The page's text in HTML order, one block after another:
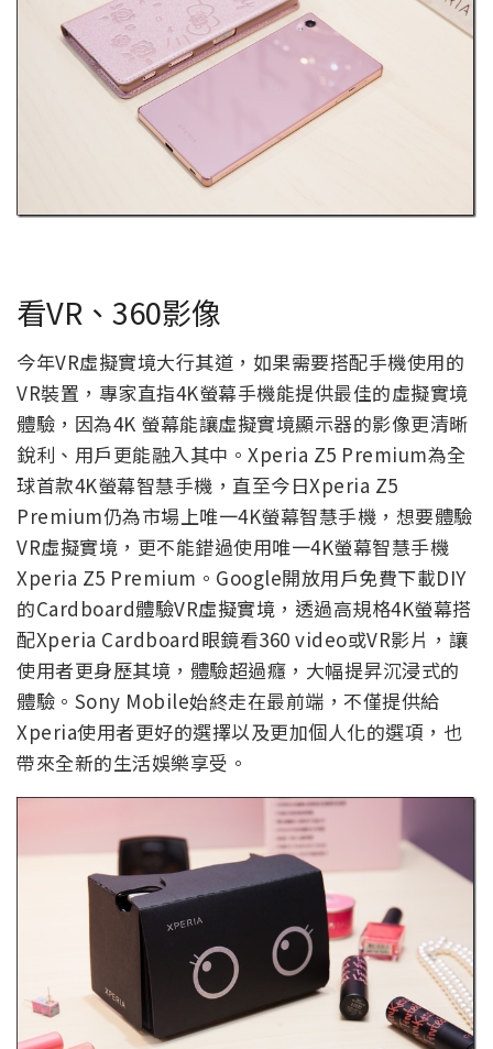
看VR、360影像
今年VR虛擬實境大行其道，如果需要搭配手機使用的
VR裝置，專家直指4K螢幕手機能提供最佳的虛擬實境
體驗，因為4K 螢幕能讓虛擬實境顯示器的影像更清晰
銳利、用戶更能融入其中。Xperia Z5 Premium為全
球首款4K螢幕智慧手機，直至今日Xperia Z5
Premium仍為市場上唯一4K螢幕智慧手機，想要體驗
VR虛擬實境，更不能錯過使用唯一4K螢幕智慧手機
Xperia Z5 Premium。Google開放用戶免費下載DIY
的Cardboard體驗VR虛擬實境，透過高規格4K螢幕搭
配Xperia Cardboard眼鏡看360 video或VR影片，讓
使用者更身歷其境，體驗超過癮，大幅提昇沉浸式的
體驗。Sony Mobile始終走在最前端，不僅提供給
Xperia使用者更好的選擇以及更加個人化的選項，也
帶來全新的生活娛樂享受。